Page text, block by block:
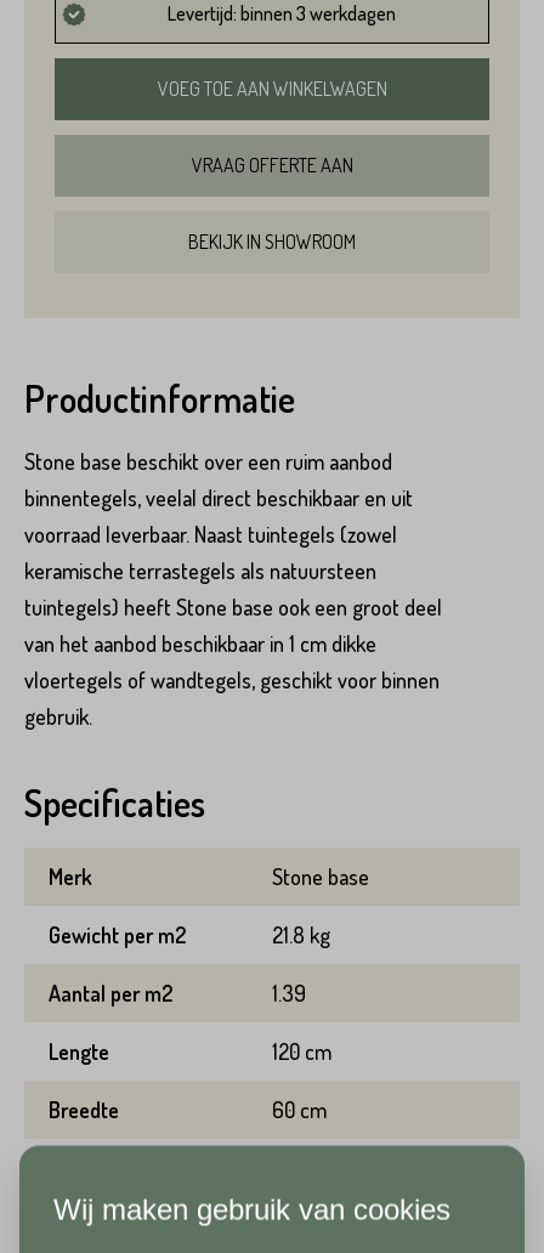
Levertijd: binnen 3 werkdagen
VOEG TOE AAN WINKELWAGEN
VRAAG OFFERTE AAN
BEKIJK IN SHOWROOM
Productinformatie
Stone base beschikt over een ruim aanbod
binnentegels, veelal direct beschikbaar en uit
voorraad leverbaar. Naast tuintegels (zowel
keramische terrastegels als natuursteen
tuintegels) heeft Stone base ook een groot deel
van het aanbod beschikbaar in 1 cm dikke
vloertegels of wandtegels, geschikt voor binnen
gebruik.
Specificaties
Merk Stone base
Gewicht per m2 21.8 kg
Aantal per m2 1.39
Lengte 120 cm
Breedte 60 cm
Kleur Beige
Product*
Hoeveel m2heeft u nodig?*
Emailadres*
Telefoonnummer*
Land*
Wij maken gebruik van cookies